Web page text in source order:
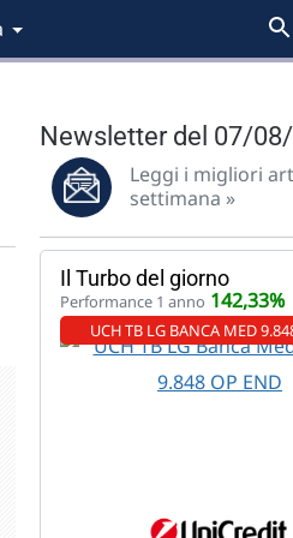
Newsletter del 07/
Leggi i migliori
settimana »
Il Turbo del giorno
Performance 1 anno 142,33%
UCH TB LG BANCA MED